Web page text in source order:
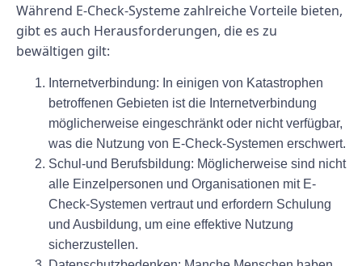
Während E-Check-Systeme zahlreiche Vorteile bieten,
gibt es auch Herausforderungen, die es zu
bewältigen gilt:
Internetverbindung: In einigen von Katastrophen
betroffenen Gebieten ist die Internetverbindung
möglicherweise eingeschränkt oder nicht verfügbar,
was die Nutzung von E-Check-Systemen erschwert.
Schul-und Berufsbildung: Möglicherweise sind nicht
alle Einzelpersonen und Organisationen mit E-
Check-Systemen vertraut und erfordern Schulung
und Ausbildung, um eine effektive Nutzung
sicherzustellen.